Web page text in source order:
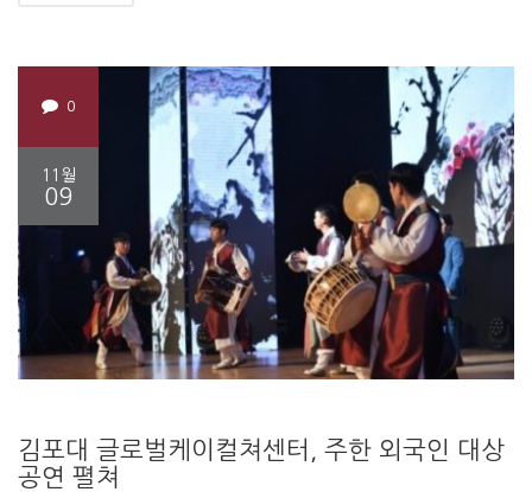
0
11월
09
김포대 글로벌케이컬쳐센터, 주한 외국인 대상
공연 펼쳐